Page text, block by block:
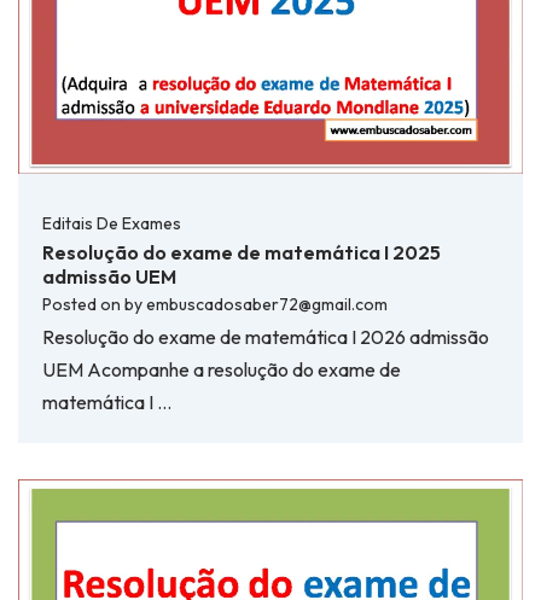
Editais De Exames
Resolução do exame de matemática I 2025
admissão UEM
Posted on byembuscadosaber72@gmail.com
Resolução do exame de matemática I 2026 admissão
UEM Acompanhe a resolução do exame de
matemática I …